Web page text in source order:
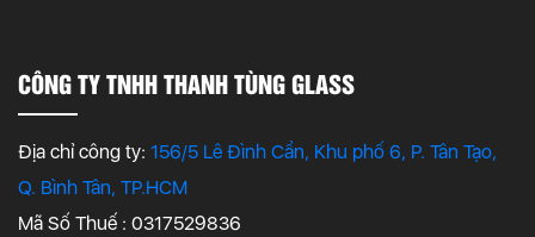
CÔNG TY TNHH THANH TÙNG GLASS
Địa chỉ công ty: 156/5 Lê Đình Cẩn, Khu phố 6, P. Tân Tạo,
Q. Bình Tân, TP.HCM
Mã Số Thuế : 0317529836